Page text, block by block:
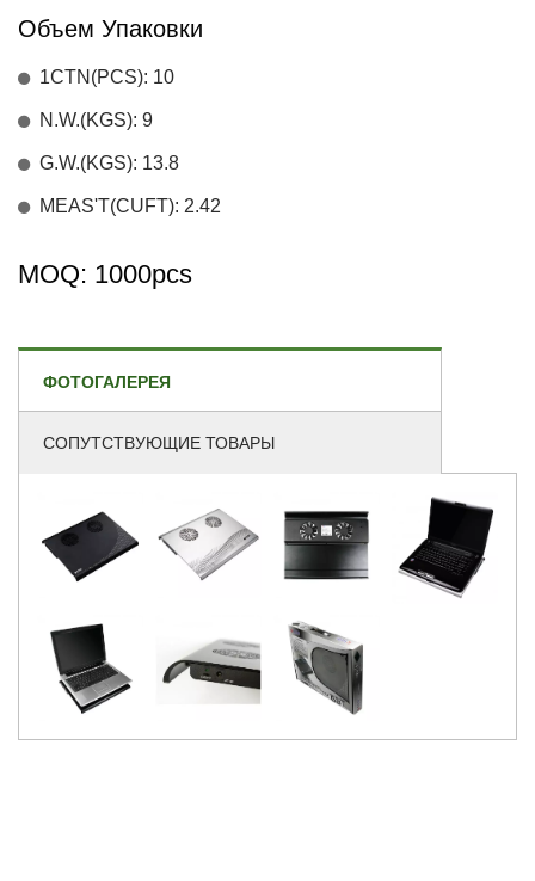
Объем Упаковки
1CTN(PCS): 10
N.W.(KGS): 9
G.W.(KGS): 13.8
MEAS'T(CUFT): 2.42
MOQ: 1000pcs
ФОТОГАЛЕРЕЯ
СОПУТСТВУЮЩИЕ ТОВАРЫ